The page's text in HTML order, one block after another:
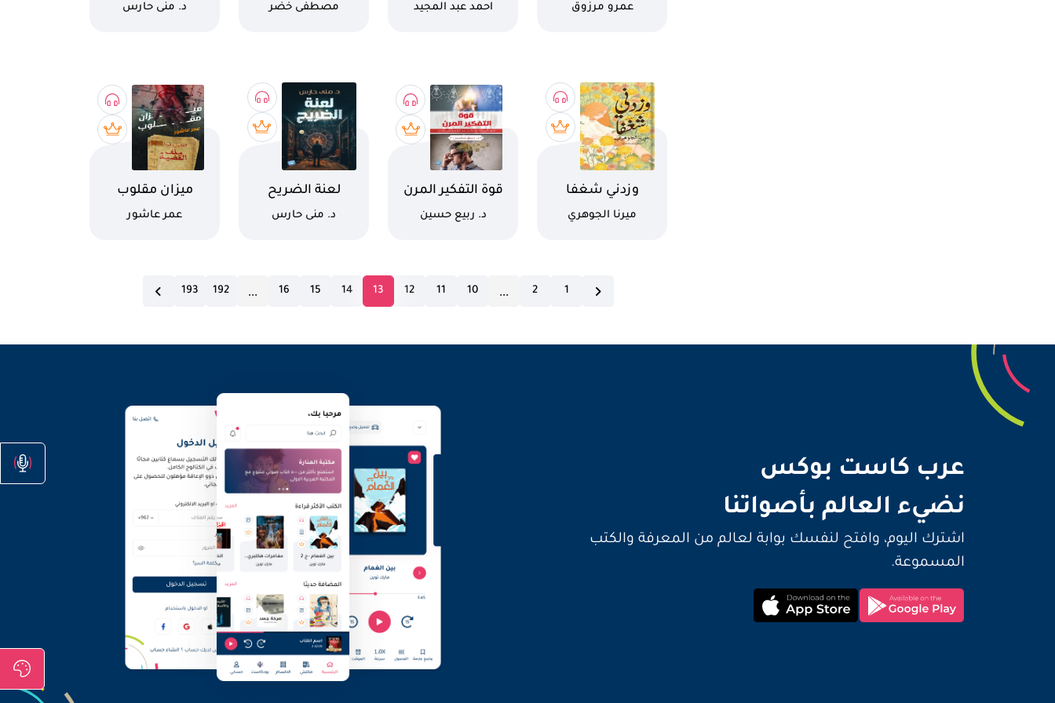
كاتب
عمرو مرزوق كاتب
احمد عبد المجيد كاتب
مصطفى خضر كاتب
د. منى حارس
اسم الكتاب
وزدني شغفا
كاتب
ميرنا الجوهري
اسم الكتاب
قوة التفكير المرن
كاتب
د. ربيع حسين
اسم الكتاب
لعنة الضريح
كاتب
د. منى حارس
اسم الكتاب
ميزان مقلوب
كاتب
عمر عاشور
1
2
...
10
11
12
13
14
15
16
...
192
193
عرب كاست بوكس
نضيء العالم بأصواتنا
اشترك اليوم، وافتح لنفسك بوابة لعالم من المعرفة والكتب
المسموعة.